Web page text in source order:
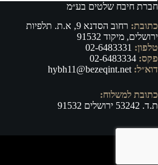
חברת חיבח שלטים בע״מ
כתובת:
רחוב הסדנא 9, א.ת. תלפיות
ירושלים, מיקוד 91532
טלפון: 02-6483331
פקס:
דוא״ל: hybh11@bezeqint.net
כתובת למשלוח:
ת.ד. 53242 ירושלים 91532